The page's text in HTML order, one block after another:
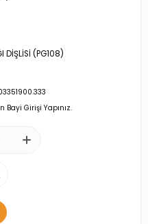
DİŞLİSİ (PG108)
Bayi Girişi Yapınız.